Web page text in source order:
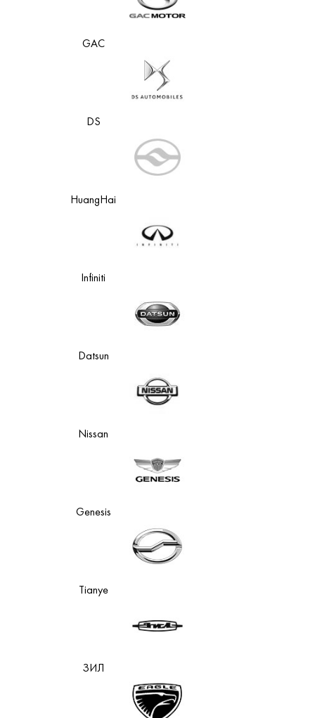
GAC
DS
HuangHai
Infiniti
Datsun
Nissan
Genesis
Tianye
ЗИЛ